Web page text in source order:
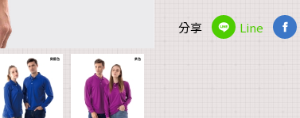
分享 Line